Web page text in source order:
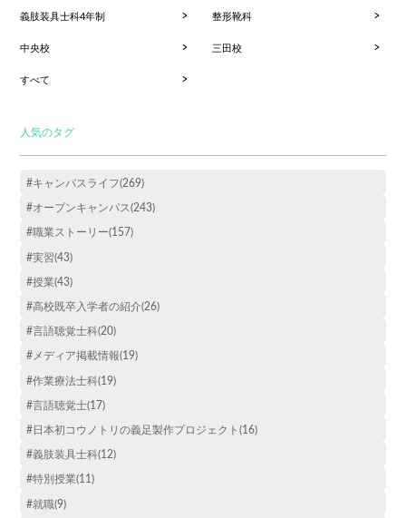
義肢装具士科4年制 整形靴科
中央校 三田校
すべて
人気のタグ
#キャンパスライフ(269)
#オープンキャンパス(243)
#職業ストーリー(157)
#実習(43)
#授業(43)
#高校既卒入学者の紹介(26)
#言語聴覚士科(20)
#メディア掲載情報(19)
#作業療法士科(19)
#言語聴覚士(17)
#日本初コウノトリの義足製作プロジェクト(16)
#義肢装具士科(12)
#特別授業(11)
#就職(9)